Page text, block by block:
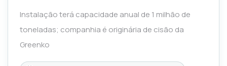
Instalação terá capacidade anual de 1 milhão de
toneladas; companhia é originária de cisão da
Greenko